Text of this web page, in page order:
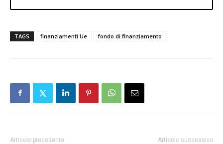
TAGS finanziamenti Ue fondo di finanziamento
Articolo precedente Articolo successivo